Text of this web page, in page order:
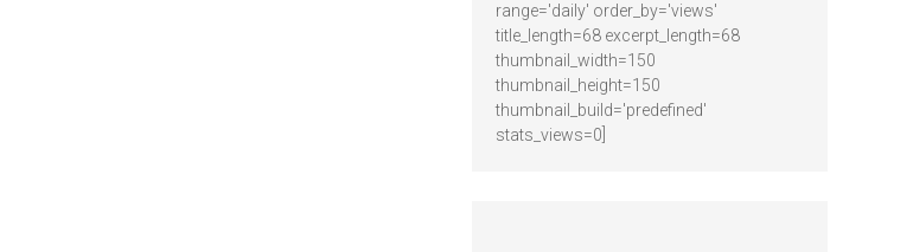
range='daily' order_by='views'
title_length=68 excerpt_length=68
thumbnail_width=150
thumbnail_height=150
thumbnail_build='predefined'
stats_views=0]